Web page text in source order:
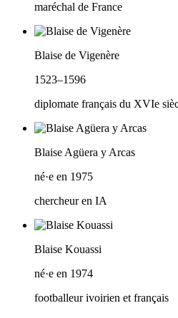
maréchal de France
Blaise de Vigenère
1523–1596
diplomate français du XVIe
Blaise Agüera y Arcas
né·e en 1975
chercheur en IA
Blaise Kouassi
né·e en 1974
footballeur ivoirien et français